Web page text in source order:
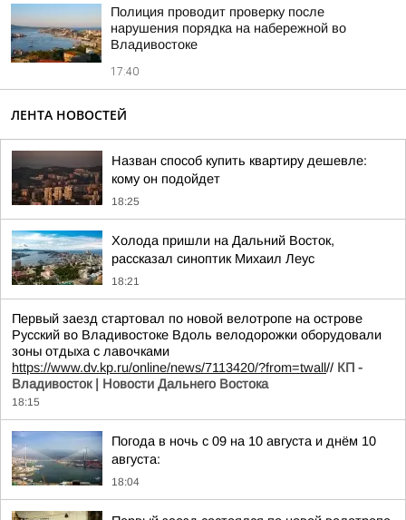
Полиция проводит проверку после
нарушения порядка на набережной во
Владивостоке
17:40
ЛЕНТА НОВОСТЕЙ
Назван способ купить квартиру дешевле:
кому он подойдет
18:25
Холода пришли на Дальний Восток,
рассказал синоптик Михаил Леус
18:21
Первый заезд стартовал по новой велотропе на острове
Русский во Владивостоке Вдоль велодорожки оборудовали
зоны отдыха с лавочками
https://www.dv.kp.ru/online/news/7113420/?from=twall// КП -
Владивосток | Новости Дальнего Востока
18:15
Погода в ночь с 09 на 10 августа и днём 10
августа:
18:04